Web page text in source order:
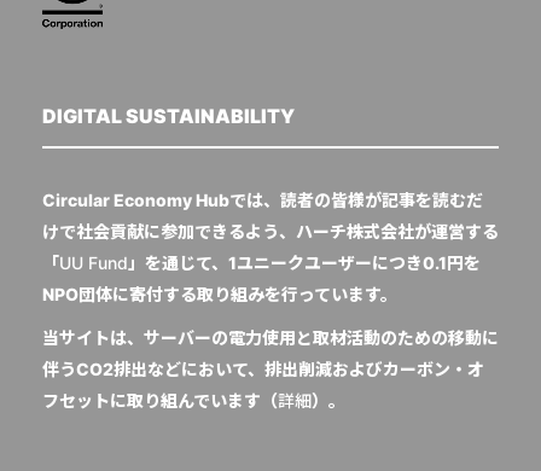
DIGITAL SUSTAINABILITY
Circular Economy Hubでは、読者の皆様が記事を読むだ
けで社会貢献に参加できるよう、ハーチ株式会社が運営する
「UU Fund 」を通じて、1ユニークユーザーにつき0.1円を
NPO団体に寄付する取り組みを行っています。
当サイトは、サーバーの電力使用と取材活動のための移動に
伴うCO2排出などにおいて、排出削減およびカーボン・オ
フセットに取り組んでいます（詳細）。